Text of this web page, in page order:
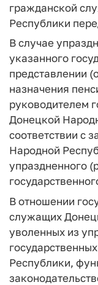
гражданской
Республики
В случае
указанного
представлении
назначения
руководителем
Донецкой
соответствии с
Народной
упраздненного
В отношении
служащих
уволенных из
Республики,